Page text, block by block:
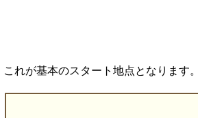
これが基本のスタート地点となります。